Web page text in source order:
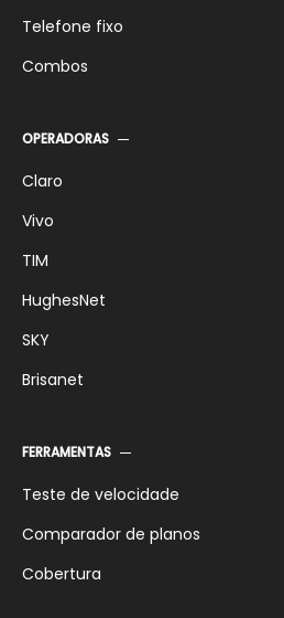
Telefone fixo
Combos
OPERADORAS
Claro
Vivo
TIM
HughesNet
SKY
Brisanet
FERRAMENTAS
Teste de velocidade
Comparador de planos
Cobertura